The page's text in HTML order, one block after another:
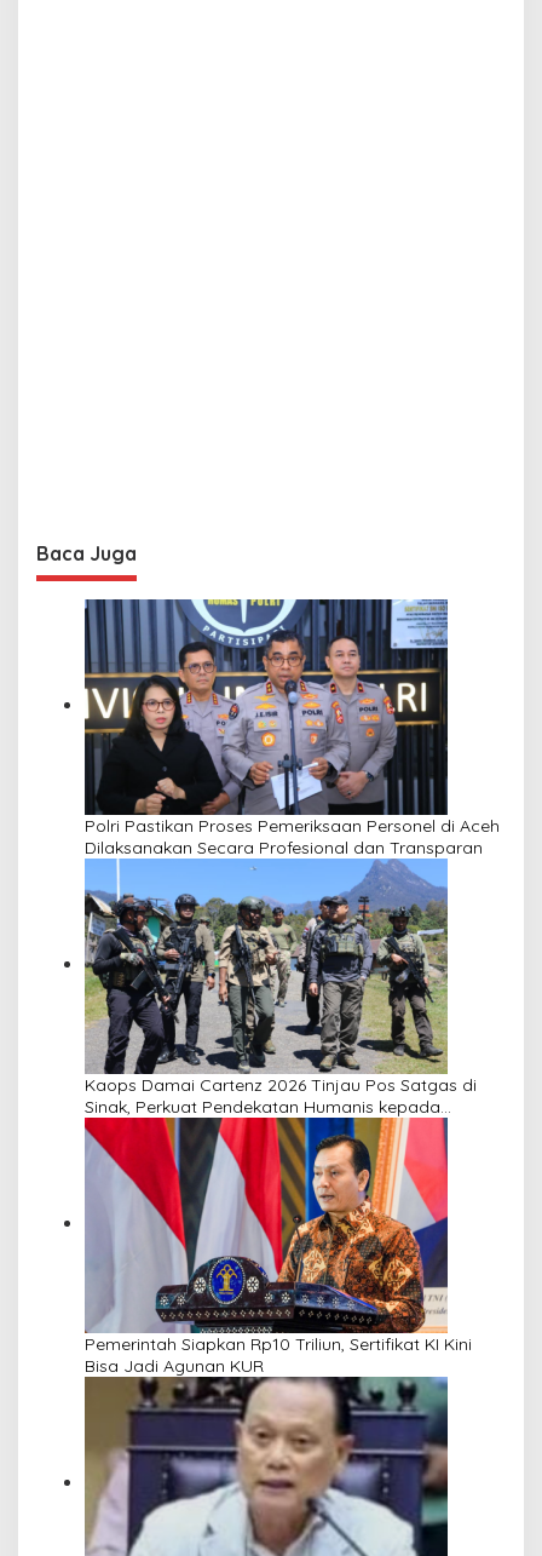
Baca Juga
Polri Pastikan Proses Pemeriksaan Personel di Aceh
Dilaksanakan Secara Profesional dan Transparan
Kaops Damai Cartenz 2026 Tinjau Pos Satgas di
Sinak, Perkuat Pendekatan Humanis kepada
Masyarakat
Pemerintah Siapkan Rp10 Triliun, Sertifikat KI Kini
Bisa Jadi Agunan KUR